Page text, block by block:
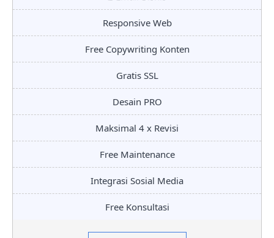
Responsive Web
Free Copywriting Konten
Gratis SSL
Desain PRO
Maksimal 4 x Revisi
Free Maintenance
Integrasi Sosial Media
Free Konsultasi